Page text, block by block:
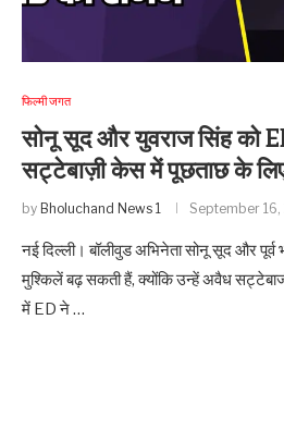
फिल्मी जगत
सोनू सूद और युवराज सिंह को
सट्टेबाज़ी केस में पूछताछ के
by Bholuchand News 1 September
नई दिल्ली। बॉलीवुड अभिनेता सोनू सूद और पूर्व
मुश्किलें बढ़ सकती हैं, क्योंकि उन्हें अवैध
में ED ने …